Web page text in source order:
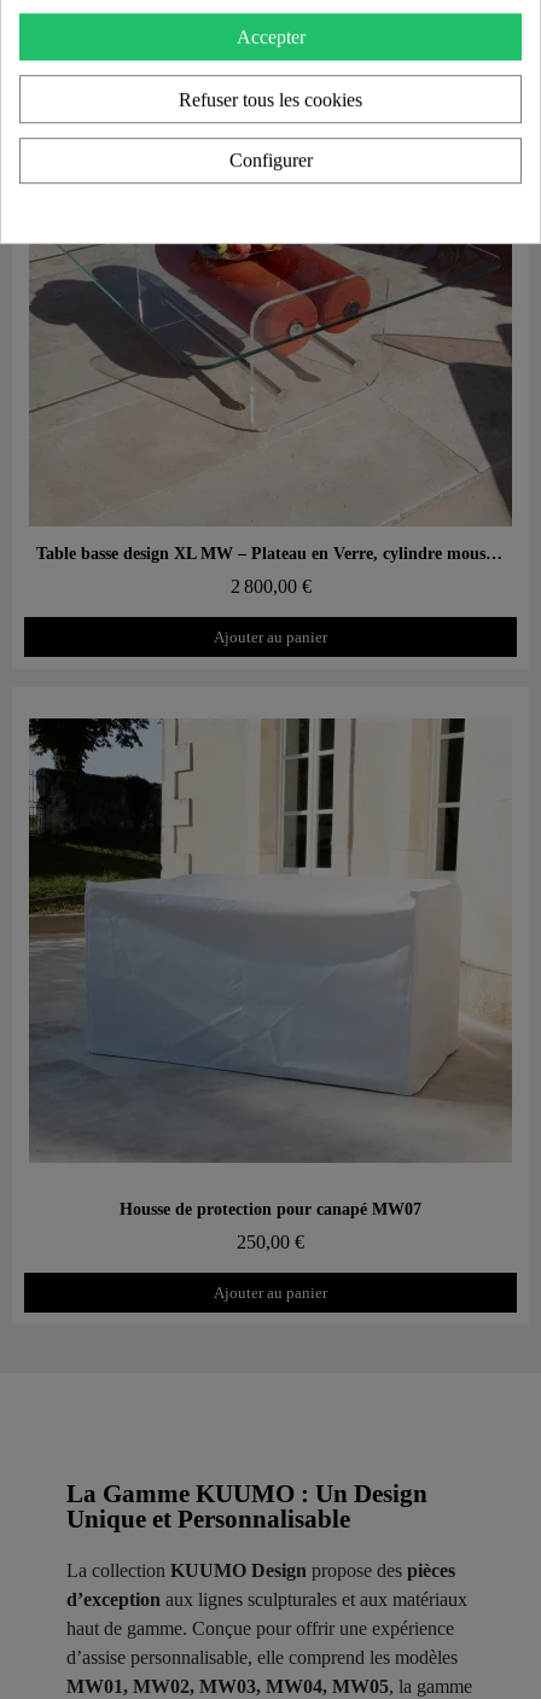
Aperçu rapide Table basse design XL MW – Plateau en Verre, cylindre mousse alvéolaire
2 800,00 €
Ajouter au panier
Aperçu rapide
Housse de protection pour canapé MW07
250,00 €
Ajouter au panier
La Gamme KUUMO : Un Design
Unique et Personnalisable
La collection KUUMO Design propose des pièces
d’exception aux lignes sculpturales et aux matériaux
haut de gamme. Conçue pour offrir une expérience
d’assise personnalisable, elle comprend les modèles
MW01, MW02, MW03, MW04, MW05, la gamme
Accepter
Refuser tous les cookies
Configurer